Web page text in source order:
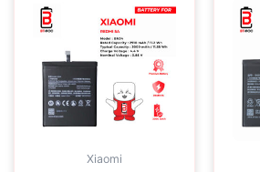
Xiaomi